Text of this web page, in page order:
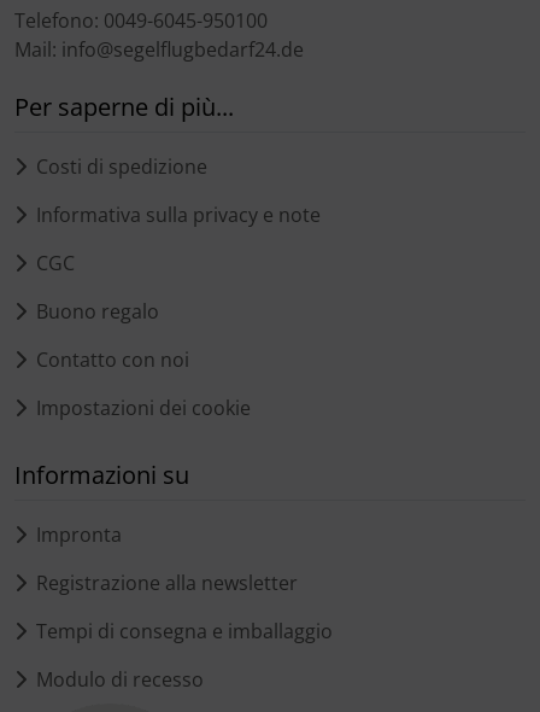
Telefono: 0049-6045-950100
Mail: info@segelflugbedarf24.de
Per saperne di più...
Costi di spedizione
Informativa sulla privacy e note
CGC
Buono regalo
Contatto con noi
Impostazioni dei cookie
Informazioni su
Impronta
Registrazione alla newsletter
Tempi di consegna e imballaggio
Modulo di recesso